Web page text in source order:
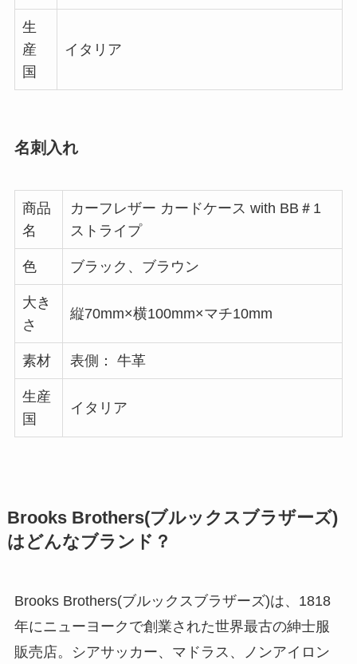
生
産
国
イタリア
名刺入れ
商品
名
カーフレザー カードケース with BB＃1
ストライプ
色 ブラック、ブラウン
大き
さ
縦70mm×横100mm×マチ10mm
素材 表側： 牛革
生産
国
イタリア
Brooks Brothers(ブルックスブラザーズ)
はどんなブランド？
Brooks Brothers(ブルックスブラザーズ)は、1818
年にニューヨークで創業された世界最古の紳士服
販売店。シアサッカー、マドラス、ノンアイロン